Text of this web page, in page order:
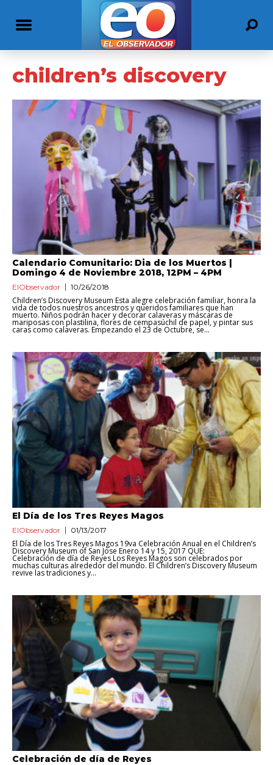
children’s discovery
Calendario Comunitario: Dia de los Muertos |
Domingo 4 de Noviembre 2018, 12PM – 4PM
ElObservador 10/26/2018
Children’s Discovery Museum Esta alegre celebración familiar, honra la
vida de todos nuestros ancestros y queridos familiares que han
muerto. Niños podrán hacer y decorar calaveras y máscaras de
mariposas con plastilina, flores de cempasúchil de papel, y pintar sus
caras como calaveras. Empezando el 23 de Octubre, se...
El Día de los Tres Reyes Magos
ElObservador 01/13/2017
El Día de los Tres Reyes Magos 19va Celebración Anual en el Children’s
Discovery Museum of San Jose Enero 14 y 15, 2017 QUE:
Celebración de día de Reyes Los Reyes Magos son celebrados por
muchas culturas alrededor del mundo. El Children’s Discovery Museum
revive las tradiciones y...
Celebración de día de Reyes